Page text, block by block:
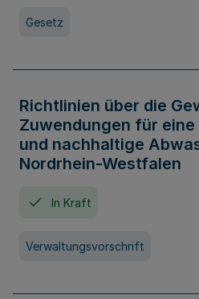
Gesetz
Richtlinien über die
Zuwendungen für
und nachhaltige
Nordrhein-Westfalen
In Kraft
Verwaltungsvorschrift